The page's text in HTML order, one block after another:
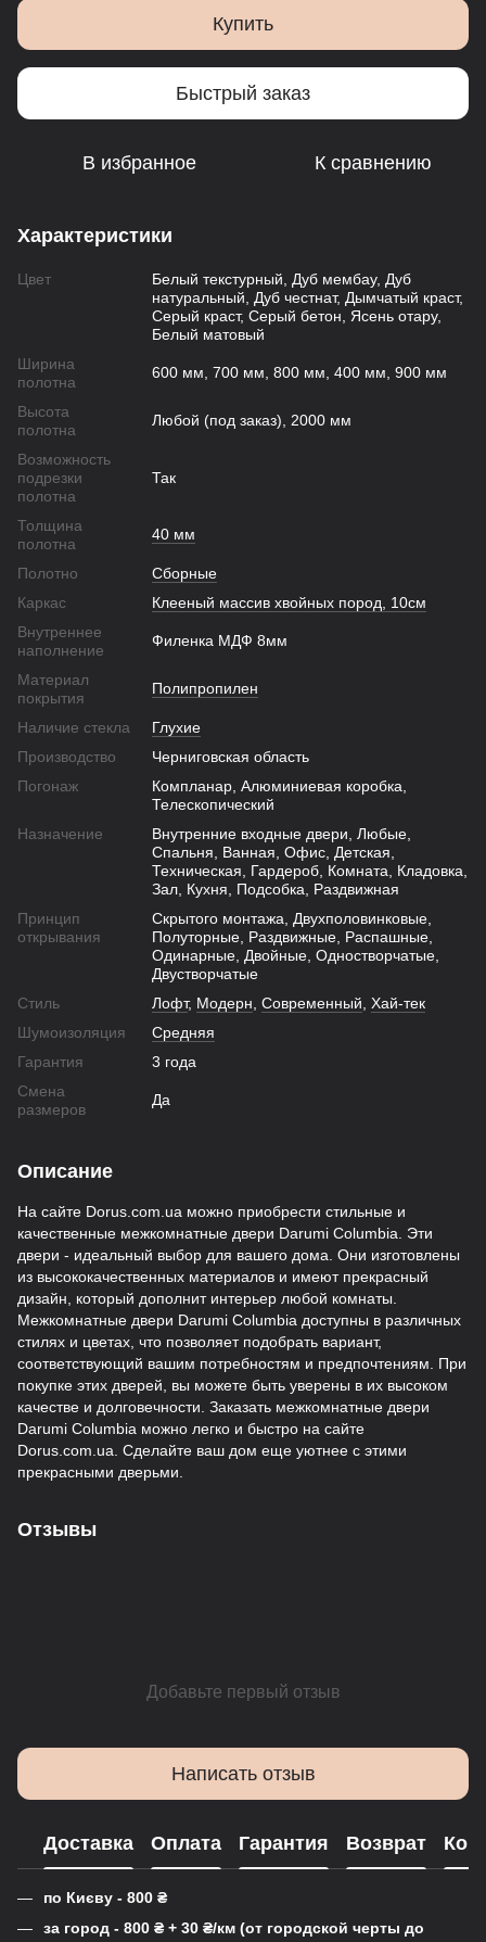
Купить
Быстрый заказ
В избранное К сравнению
Характеристики
Цвет
Белый текстурный, Дуб мембау, Дуб
натуральный, Дуб честнат, Дымчатый краст,
Серый краст, Серый бетон, Ясень отару,
Белый матовый
Ширина
полотна
600 мм, 700 мм, 800 мм, 400 мм, 900 мм
Высота
полотна
Любой (под заказ), 2000 мм
Возможность
подрезки
полотна
Так
Толщина
полотна
40 мм
Полотно
Сборные
Каркас
Клееный массив хвойных пород, 10см
Внутреннее
наполнение
Филенка МДФ 8мм
Материал
покрытия
Полипропилен
Наличие стекла
Глухие
Производство
Черниговская область
Погонаж
Компланар, Алюминиевая коробка,
Телескопический
Назначение
Внутренние входные двери, Любые,
Спальня, Ванная, Офис, Детская,
Техническая, Гардероб, Комната, Кладовка,
Зал, Кухня, Подсобка, Раздвижная
Принцип
открывания
Скрытого монтажа, Двухполовинковые,
Полуторные, Раздвижные, Распашные,
Одинарные, Двойные, Одностворчатые,
Двустворчатые
Стиль
Лофт, Модерн Современный Хай-тек
Шумоизоляция
Средняя
Гарантия
3 года
Смена
размеров
Да
Описание
На сайте Dorus.com.ua можно приобрести стильные и
качественные межкомнатные двери Darumi Columbia. Эти
двери - идеальный выбор для вашего дома. Они изготовлены
из высококачественных материалов и имеют прекрасный
дизайн, который дополнит интерьер любой комнаты.
Межкомнатные двери Darumi Columbia доступны в различных
стилях и цветах, что позволяет подобрать вариант,
соответствующий вашим потребностям и предпочтениям. При
покупке этих дверей, вы можете быть уверены в их высоком
качестве и долговечности. Заказать межкомнатные двери
Darumi Columbia можно легко и быстро на сайте
Dorus.com.ua. Сделайте ваш дом еще уютнее с этими
прекрасными дверьми.
Отзывы
Добавьте первый отзыв
Написать отзыв
Доставка Оплата Гарантия Возврат
по Києву - 800 ₴
за город - 800 ₴ + 30 ₴/км (от городской черты до